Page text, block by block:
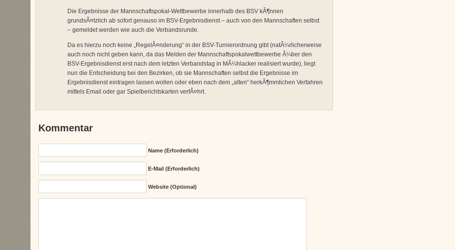
Die Ergebnisse der Mannschaftspokal-Wettbewerbe innerhalb des BSV kÃ¶nnen
grundsÃ¤tzlich ab sofort genauso im BSV-Ergebnisdienst – auch von den Mannschaften selbst
– gemeldet werden wie auch die Verbandsrunde.
Da es hierzu noch keine „RegelÃ¤nderung“ in der BSV-Turnierordnung gibt (natÃ¼rlicherweise
auch noch nicht geben kann, da das Melden der Mannschaftspokalwettbewerbe Ã¼ber den
BSV-Ergebnisdienst erst nach dem letzten Verbandstag in MÃ¼hlacker realisiert wurde), liegt
nun die Entscheidung bei den Bezirken, ob sie Mannschaften selbst die Ergebnisse im
Ergebnisdienst eintragen lassen wollen oder eben nach dem „alten“ herkÃ¶mmlichen Verfahren
mittels Email oder gar Spielberichtskarten verfÃ¤hrt.
Kommentar
Name (erforderlich)
E-Mail (erforderlich)
Website (Optional)